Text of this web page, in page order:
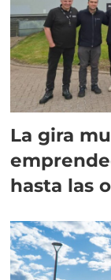
La gira
hasta las